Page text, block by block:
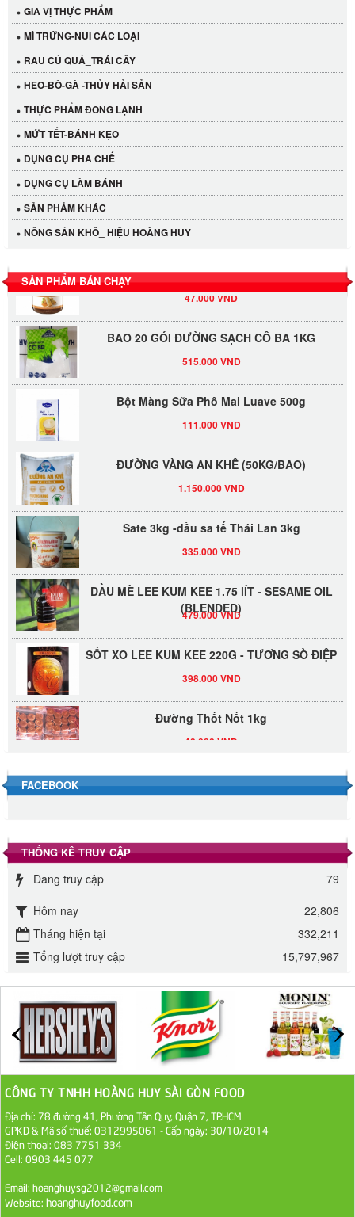
GIA VỊ THỰC PHẨM
MÌ TRỨNG-NUI CÁC LOẠI
RAU CỦ QUẢ_TRÁI CÂY
HEO-BÒ-GÀ -THỦY HẢI SẢN
THỰC PHẨM ĐÔNG LẠNH
MỨT TẾT-BÁNH KẸO
DỤNG CỤ PHA CHẾ
DỤNG CỤ LÀM BÁNH
SẢN PHẢM KHÁC
NÔNG SẢN KHÔ_ HIỆU HOÀNG HUY
SẢN PHẨM BÁN CHẠY
530.000 VND
47.000 VND
BAO 20 GÓI ĐƯỜNG SẠCH CÔ BA 1KG
ĐƯỜNG VÀNG AN KHÊ (50KG/BAO)
Sate 3kg -dầu sa tế Thái Lan 3kg
DẦU MÈ LEE KUM KEE 1.75 lÍT - SESAME OIL
(BLENDED)
479.000 VND
SỐT XO LEE KUM KEE 220G - TƯƠNG SÒ ĐIỆP
Đường Thốt Nốt 1kg
Đường phèn hạt Long An 500g
345.000 VND
295.000 VND
ĐƯỜNG SẠCH CÔ BA BIÊN HÒA 1KG
27.000 VND
Đường cát trắng An Khê bao 50kg
1.100.000 VND
Sa Tế Tôm Cholimex PET Hũ 450g
36.000 VND
Ớt Sa Tế Cholimex Hũ Thuỷ Tinh 150g
FACEBOOK
THỐNG KÊ TRUY CẬP
Đang truy cập
79
Hôm nay
22,806
Tháng hiện tại
332,211
Tổng lượt truy cập
15,797,967
CÔNG TY TNHH HOÀNG HUY SÀI GÒN FOOD
Địa chỉ: 78 đường 41, Phường Tân Quy, Quận 7, TP.HCM
GPKD & Mã số thuế: 0312995061 - Cấp ngày: 30/10/2014
Điện thoại: 083 7751 334
Cell: 0903 445 077
Email: hoanghuysg2012@gmail.com
Website: hoanghuyfood.com